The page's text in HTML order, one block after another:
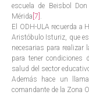
escuela de Beisbol
Mérida [7] .
El ODH-ULA recuerda a
Aristóbulo Isturiz, que
necesarias para
para tener condiciones
salud del sector
Además hace un
comandante de la Zona